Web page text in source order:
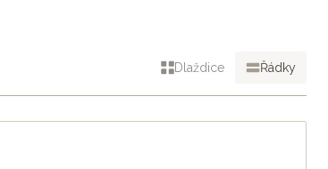
a omezenému počtu vyražených
své blízké nebo pro případ pozdějšího
dobré mít pár jednotek kusů navíc.
Dlaždice Řádky